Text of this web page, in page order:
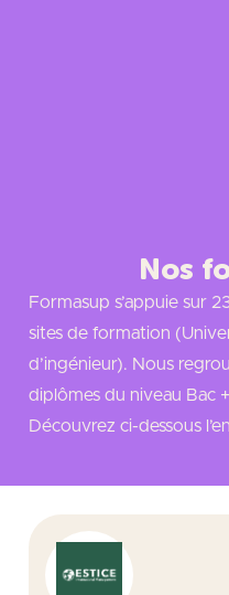
Nos
Formasup s’appuie sur
sites de formation
d’ingénieur). Nous
diplômes du niveau Bac
Découvrez ci-dessous